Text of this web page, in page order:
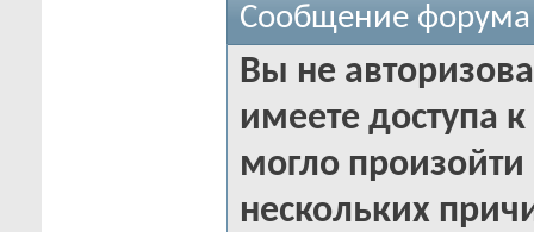
Сообщение форума
Вы не
имеете доступа
могло
нескольких